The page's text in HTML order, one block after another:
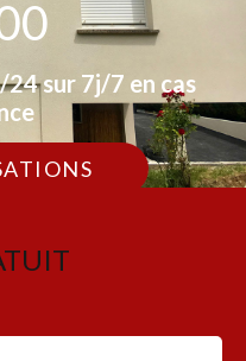
sur 7j/7 en cas